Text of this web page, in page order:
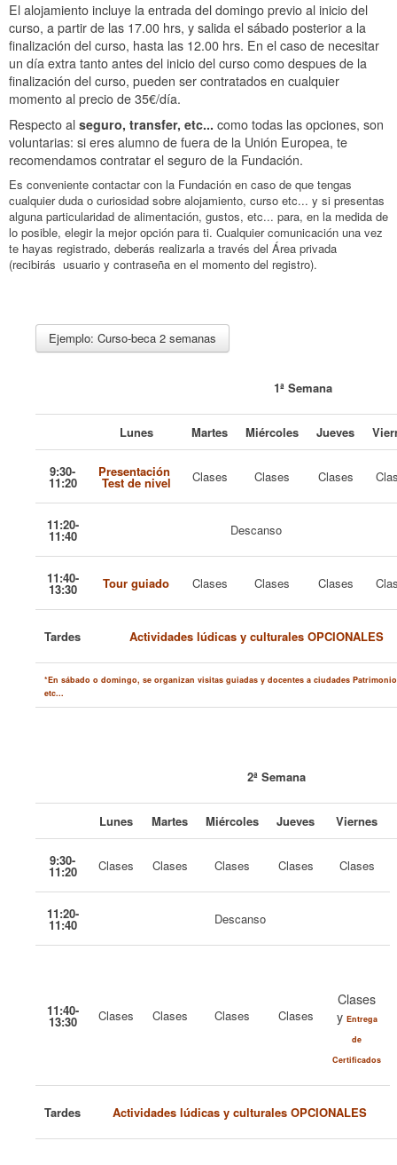
El alojamiento incluye la entrada del domingo previo al inicio del
curso, a partir de las 17.00 hrs, y salida el sábado posterior a la
finalización del curso, hasta las 12.00 hrs. En el caso de necesitar
un día extra tanto antes del inicio del curso como despues de la
finalización del curso, pueden ser contratados en cualquier
momento al precio de 35€/día.
Respecto al seguro, transfer, etc... como todas las opciones, son
voluntarias: si eres alumno de fuera de la Unión Europea, te
recomendamos contratar el seguro de la Fundación.
Es conveniente contactar con la Fundación en caso de que tengas
cualquier duda o curiosidad sobre alojamiento, curso etc... y si presentas
alguna particularidad de alimentación, gustos, etc... para, en la medida de
lo posible, elegir la mejor opción para ti. Cualquier comunicación una vez
te hayas registrado, deberás realizarla a través del Área privada
(recibirás usuario y contraseña en el momento del registro).
Ejemplo: Curso-beca 2 semanas
1ª Semana
Lunes Martes Miércoles Jueves
9:30-
11:20
Presentación
Test de nivel Clases Clases Clases
11:20-
11:40 Descanso
11:40-
13:30 Tour guiado Clases Clases Clases
Tardes Actividades lúdicas y culturales OPCIONALES
*En sábado o domingo, se organizan visitas guiadas y docentes a ciudades
etc...
2ª Semana
Lunes Martes Miércoles Jueves Viernes
9:30-
11:20 Clases Clases Clases Clases Clases
11:20-
11:40 Descanso
11:40-
13:30 Clases Clases Clases Clases
Clases
y Entrega
de
Certificados
Tardes Actividades lúdicas y culturales OPCIONALES